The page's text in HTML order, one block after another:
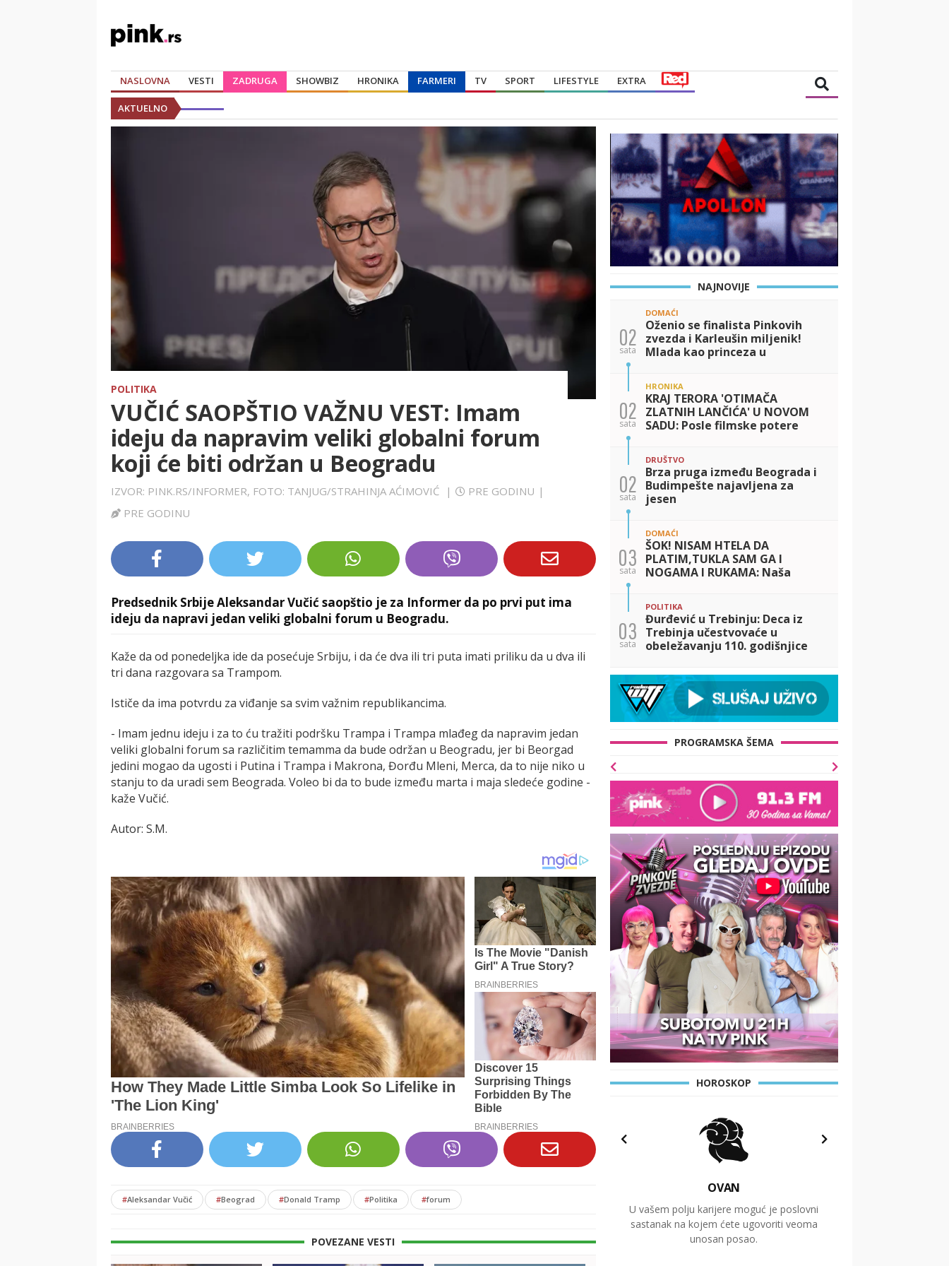
NASLOVNA VESTI ZADRUGA SHOWBIZ HRONIKA FARMERI TV SPORT LIFESTYLE EXTRA
AKTUELNO
POLITIKA
VUČIĆ SAOPŠTIO VAŽNU VEST: Imam
ideju da napravim veliki globalni forum
koji će biti održan u Beogradu
IZVOR: PINK.RS/INFORMER, FOTO: TANJUG/STRAHINJA AĆIMOVIĆ | PRE GODINU |
PRE GODINU
Predsednik Srbije Aleksandar Vučić saopštio je za Informer da po prvi put ima
ideju da napravi jedan veliki globalni forum u Beogradu.
Kaže da od ponedeljka ide da posećuje Srbiju, i da će dva ili tri puta imati priliku da u dva ili
tri dana razgovara sa Trampom.
Ističe da ima potvrdu za viđanje sa svim važnim republikancima.
- Imam jednu ideju i za to ću tražiti podršku Trampa i Trampa mlađeg da napravim jedan
veliki globalni forum sa različitim temamma da bude održan u Beogradu, jer bi Beorgad
jedini mogao da ugosti i Putina i Trampa i Makrona, Đorđu Mleni, Merca, da to nije niko u
stanju to da uradi sem Beograda. Voleo bi da to bude između marta i maja sledeće godine -
kaže Vučić.
Autor: S.M.
#Aleksandar Vučić #Beograd #Donald Tramp #Politika #forum
POVEZANE VESTI
NAJNOVIJE
02
sata
DOMAĆI
Oženio se finalista Pinkovih
zvezda i Karleušin miljenik!
Mlada kao princeza u
02
sata
HRONIKA
KRAJ TERORA 'OTIMAČA
ZLATNIH LANČIĆA' U NOVOM
SADU: Posle filmske potere
povredio policajca!
02
sata
DRUŠTVO
Brza pruga između Beograda i
Budimpešte najavljena za
jesen
03
sata
DOMAĆI
ŠOK! NISAM HTELA DA
PLATIM,TUKLA SAM GA I
NOGAMA I RUKAMA: Naša
03
sata
POLITIKA
Đurđević u Trebinju: Deca iz
Trebinja učestvovaće u
obeležavanju 110. godišnjice
Krf
PROGRAMSKA ŠEMA
HOROSKOP
OVAN
U vašem polju karijere moguć je poslovni
sastanak na kojem ćete ugovoriti veoma
unosan posao.